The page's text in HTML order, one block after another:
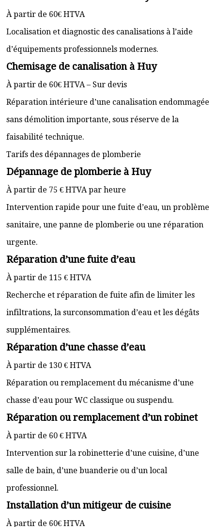
À partir de 60€ HTVA
Localisation et diagnostic des canalisations à l’aide
d’équipements professionnels modernes.
Chemisage de canalisation à Huy
À partir de 60€ HTVA – Sur devis
Réparation intérieure d’une canalisation endommagée
sans démolition importante, sous réserve de la
faisabilité technique.
Tarifs des dépannages de plomberie
Dépannage de plomberie à Huy
À partir de 75 € HTVA par heure
Intervention rapide pour une fuite d’eau, un problème
sanitaire, une panne de plomberie ou une réparation
urgente.
Réparation d’une fuite d’eau
À partir de 115 € HTVA
Recherche et réparation de fuite afin de limiter les
infiltrations, la surconsommation d’eau et les dégâts
supplémentaires.
Réparation d’une chasse d’eau
À partir de 130 € HTVA
Réparation ou remplacement du mécanisme d’une
chasse d’eau pour WC classique ou suspendu.
Réparation ou remplacement d’un robinet
À partir de 60 € HTVA
Intervention sur la robinetterie d’une cuisine, d’une
salle de bain, d’une buanderie ou d’un local
professionnel.
Installation d’un mitigeur de cuisine
À partir de 60€ HTVA